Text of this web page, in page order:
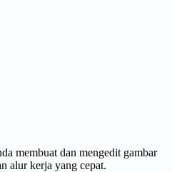
membuat dan mengedit gambar
alur kerja yang cepat.